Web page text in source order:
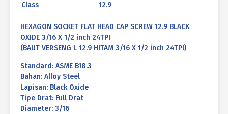
Class
12.9
HEXAGON SOCKET FLAT HEAD CAP SCREW 12.9 BLACK
OXIDE 3/16 X 1/2 inch 24TPI
(BAUT VERSENG L 12.9 HITAM 3/16 X 1/2 inch 24TPI)
Standard: ASME B18.3
Bahan: Alloy Steel
Lapisan: Black Oxide
Tipe Drat: Full Drat
Diameter: 3/16